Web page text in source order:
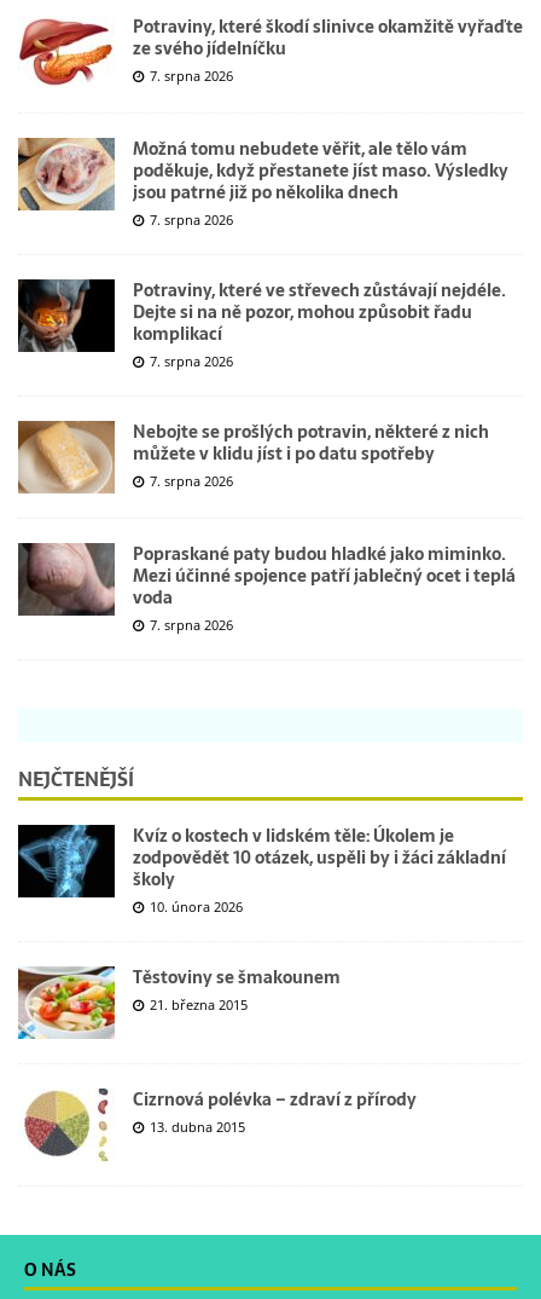
Potraviny, které škodí slinivce okamžitě vyřaďte
ze svého jídelníčku
7. srpna 2026
Možná tomu nebudete věřit, ale tělo vám
poděkuje, když přestanete jíst maso. Výsledky
jsou patrné již po několika dnech
7. srpna 2026
Potraviny, které ve střevech zůstávají nejdéle.
Dejte si na ně pozor, mohou způsobit řadu
komplikací
7. srpna 2026
Nebojte se prošlých potravin, některé z nich
můžete v klidu jíst i po datu spotřeby
7. srpna 2026
Popraskané paty budou hladké jako miminko.
Mezi účinné spojence patří jablečný ocet i teplá
voda
7. srpna 2026
NEJČTENĚJŠÍ
Kvíz o kostech v lidském těle: Úkolem je
zodpovědět 10 otázek, uspěli by i žáci základní
školy
10. února 2026
Těstoviny se šmakounem
21. března 2015
Cizrnová polévka – zdraví z přírody
13. dubna 2015
O NÁS